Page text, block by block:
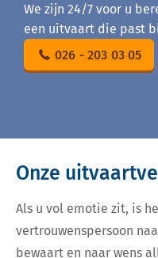
We zijn 24/7 voor u
een uitvaart die past
026 - 203 03 05
Onze
Als u vol emotie zit, is
vertrouwenspersoon
bewaart en naar wens